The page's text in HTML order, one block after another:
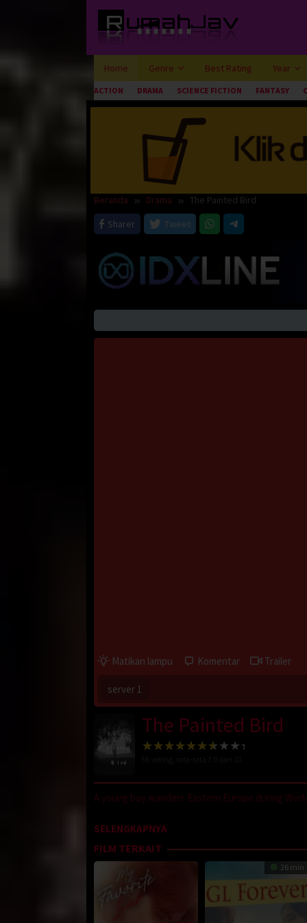
Home Genre Best Rating Year
ACTION DRAMA SCIENCE FICTION FANTASY
Beranda Drama
The Painted Bird
Sharer
Tweet
Matikan lampu Komentar Trailer
server 1
The Painted Bird
voting, rata-rata 7.0
A young boy wanders Eastern Europe during
Nonton Movie,Movie Streaming
Oleh: dramakor
Diposting pada:
Dilihat: 259 views
Light is visible only in the dark
SELENGKAPNYA
FILM TERKAIT
26 min